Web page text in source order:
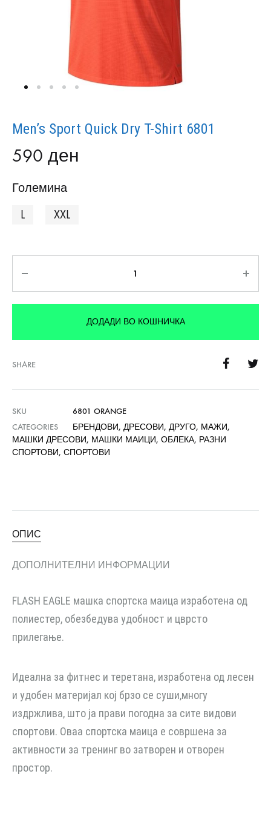
Men’s Sport Quick Dry T-Shirt 6801
590 ден
Големина
L
XXL
ДОДАДИ ВО КОШНИЧКА
SHARE
SKU
6801 ORANGE
CATEGORIES
БРЕНДОВИ, ДРЕСОВИ, ДРУГО, МАЖИ,
МАШКИ ДРЕСОВИ, МАШКИ МАИЦИ, ОБЛЕКА, РАЗНИ
СПОРТОВИ, СПОРТОВИ
ОПИС
ДОПОЛНИТЕЛНИ ИНФОРМАЦИИ
FLASH EAGLE машка спортска маица изработена од
полиестер, обезбедува удобност и цврсто
прилегање.
Идеална за фитнес и теретана, изработена од лесен
и удобен материјал кој брзо се суши,многу
издржлива, што ја прави погодна за сите видови
спортови. Оваа спортска маица е совршена за
активности за тренинг во затворен и отворен
простор.